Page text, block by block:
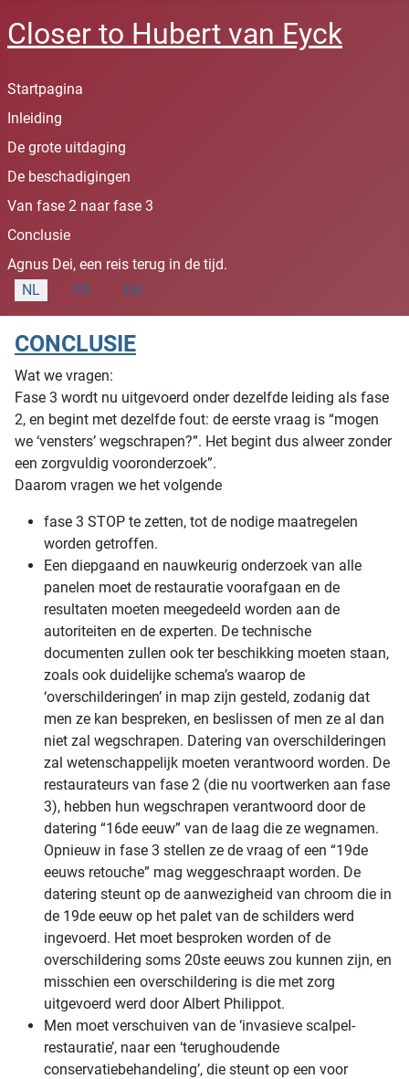
Closer to Hubert van Eyck
Startpagina
Inleiding
De grote uitdaging
De beschadigingen
Van fase 2 naar fase 3
Conclusie
Agnus Dei, een reis terug in de tijd.
Selecteer de taal
NL FR EN
CONCLUSIE
Wat we vragen:
Fase 3 wordt nu uitgevoerd onder dezelfde leiding als fase
2, en begint met dezelfde fout: de eerste vraag is “mogen
we ‘vensters’ wegschrapen?”. Het begint dus alweer zonder
een zorgvuldig vooronderzoek”.
Daarom vragen we het volgende
fase 3 STOP te zetten, tot de nodige maatregelen
worden getroffen.
Een diepgaand en nauwkeurig onderzoek van alle
panelen moet de restauratie voorafgaan en de
resultaten moeten meegedeeld worden aan de
autoriteiten en de experten. De technische
documenten zullen ook ter beschikking moeten staan,
zoals ook duidelijke schema’s waarop de
‘overschilderingen’ in map zijn gesteld, zodanig dat
men ze kan bespreken, en beslissen of men ze al dan
niet zal wegschrapen. Datering van overschilderingen
zal wetenschappelijk moeten verantwoord worden. De
restaurateurs van fase 2 (die nu voortwerken aan fase
3), hebben hun wegschrapen verantwoord door de
datering “16de eeuw” van de laag die ze wegnamen.
Opnieuw in fase 3 stellen ze de vraag of een “19de
eeuws retouche” mag weggeschraapt worden. De
datering steunt op de aanwezigheid van chroom die in
de 19de eeuw op het palet van de schilders werd
ingevoerd. Het moet besproken worden of de
overschildering soms 20ste eeuws zou kunnen zijn, en
misschien een overschildering is die met zorg
uitgevoerd werd door Albert Philippot.
Men moet verschuiven van de ‘invasieve scalpel-
restauratie’, naar een ‘terughoudende
conservatiebehandeling’, die steunt op een voor